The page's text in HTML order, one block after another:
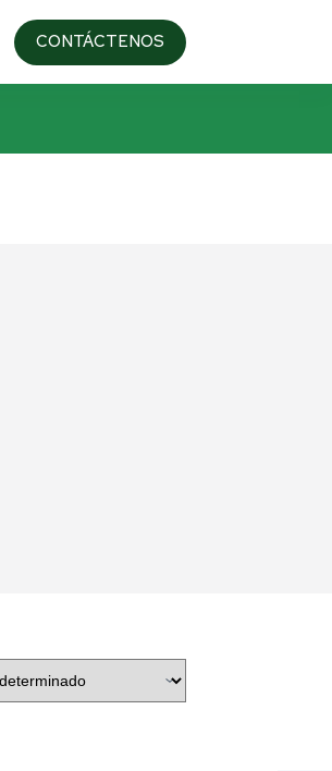
+51 993 687 103
CONTÁCTENOS